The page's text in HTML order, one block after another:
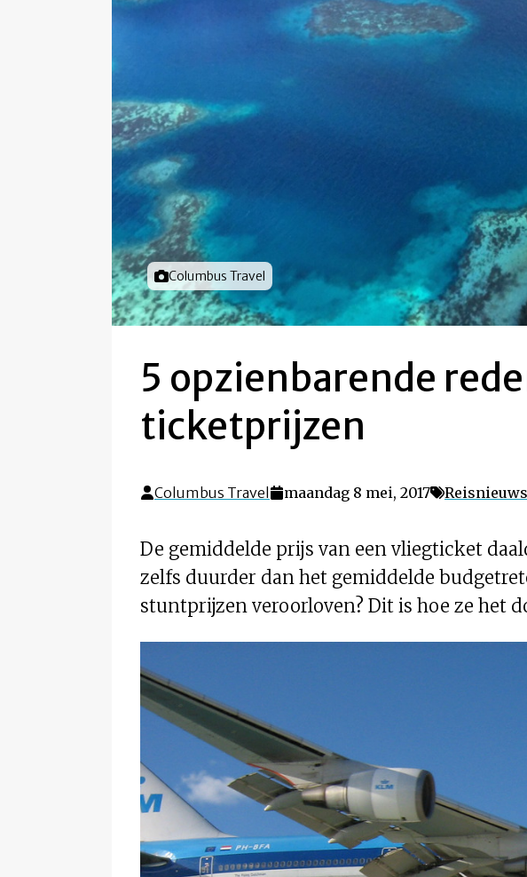
Foto door
Columbus Travel
5 opzienbarende
ticketprijzen
Columbus Travel maandag 8 mei, 2017 Reisnieuws
De gemiddelde prijs van een vliegticket
zelfs duurder dan het gemiddelde
stuntprijzen veroorloven? Dit is hoe ze het